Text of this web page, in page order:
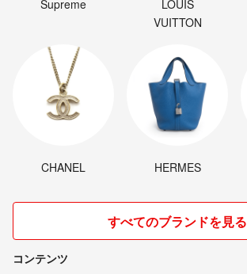
Supreme
LOUIS
VUITTON
CHANEL HERMES
すべてのブランドを見る
コンテンツ